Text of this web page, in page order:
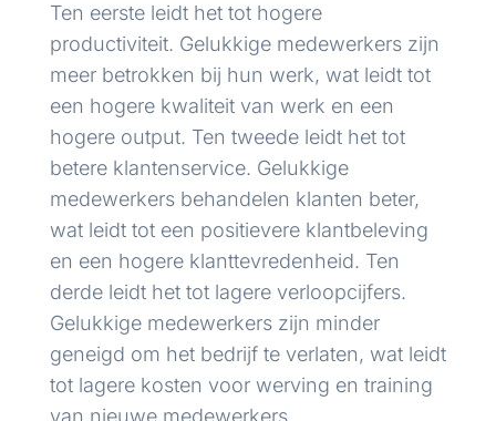
Ten eerste leidt het tot hogere
productiviteit. Gelukkige medewerkers zijn
meer betrokken bij hun werk, wat leidt tot
een hogere kwaliteit van werk en een
hogere output. Ten tweede leidt het tot
betere klantenservice. Gelukkige
medewerkers behandelen klanten beter,
wat leidt tot een positievere klantbeleving
en een hogere klanttevredenheid. Ten
derde leidt het tot lagere verloopcijfers.
Gelukkige medewerkers zijn minder
geneigd om het bedrijf te verlaten, wat leidt
tot lagere kosten voor werving en training